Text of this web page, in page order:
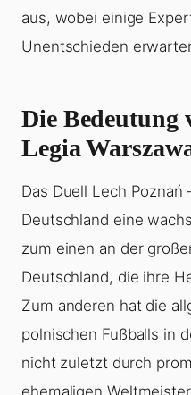
aus, wobei einige
Unentschieden
Die Bedeutung
Legia
Das Duell Lech Poznań
Deutschland eine
zum einen an der
Deutschland, die ihre
Zum anderen hat die
polnischen Fußballs in
nicht zuletzt durch